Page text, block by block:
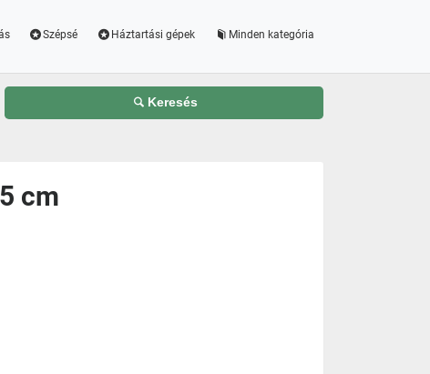
Szépsé Háztartási gépek Minden kategória
Keresés
cm